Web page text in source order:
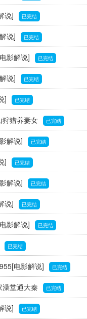
说] 已完结
说] 已完结
影解说] 已完结
说] 已完结
] 已完结
狩猎养妻女 已完结
解说] 已完结
] 已完结
解说] 已完结
说] 已完结
影解说] 已完结
已完结
电影解说] 已完结
堂通大秦 已完结
说] 已完结